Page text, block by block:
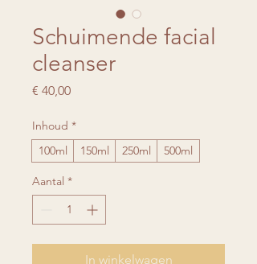
Schuimende facial
cleanser
€ 40,00Prijs
Inhoud *
100ml
150ml 250ml 500ml
Aantal *
In winkelwagen